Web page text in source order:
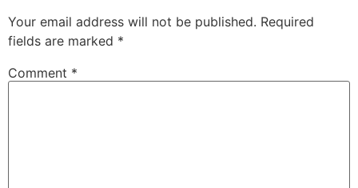
Your email address will not be published. Required
fields are marked *
Comment *